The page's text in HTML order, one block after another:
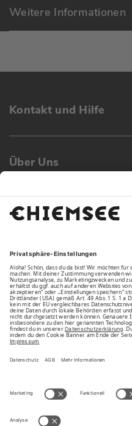
Weitere Informationen
Kontakt und Hilfe
Über Uns
Family
Unsere Vorteile
Unsere Partner